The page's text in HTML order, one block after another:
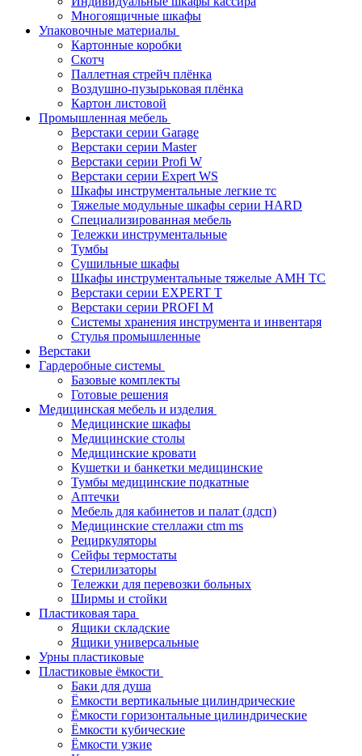
Многоящичные шкафы
Упаковочные материалы
Картонные коробки
Скотч
Паллетная стрейч плёнка
Воздушно-пузырьковая плёнка
Картон листовой
Промышленная мебель
Верстаки серии Garage
Верстаки серии Master
Верстаки серии Profi W
Верстаки серии Expert WS
Шкафы инструментальные легкие тс
Тяжелые модульные шкафы серии HARD
Cпециализированная мебель
Тележки инструментальные
Тумбы
Cушильные шкафы
Шкафы инструментальные тяжелые AMH TC
Верстаки серии EXPERT T
Верстаки серии PROFI M
Системы хранения инструмента и инвентаря
Стулья промышленные
Верстаки
Гардеробные системы
Базовые комплекты
Готовые решения
Медицинская мебель и изделия
Медицинские шкафы
Медицинские столы
Медицинские кровати
Кушетки и банкетки медицинские
Тумбы медицинские подкатные
Аптечки
Мебель для кабинетов и палат (лдсп)
Медицинские стеллажи ctm ms
Рециркуляторы
Сейфы термостаты
Стерилизаторы
Тележки для перевозки больных
Ширмы и стойки
Пластиковая тара
Ящики складские
Ящики универсальные
Урны пластиковые
Пластиковые ёмкости
Баки для душа
Ёмкости вертикальные цилиндрические
Ёмкости горизонтальные цилиндрические
Ёмкости кубические
Ёмкости узкие